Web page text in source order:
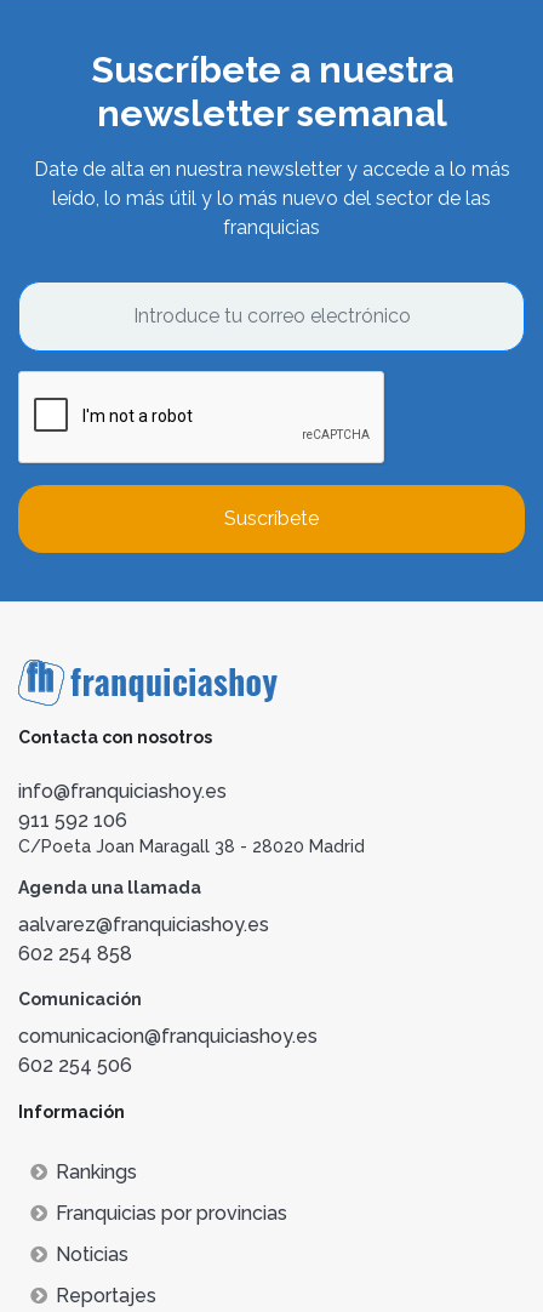
Suscríbete a nuestra
newsletter semanal
Date de alta en nuestra newsletter y accede a lo más
leído, lo más útil y lo más nuevo del sector de las
franquicias
Suscríbete
Contacta con nosotros
info@franquiciashoy.es
911 592 106
C/Poeta Joan Maragall 38 - 28020 Madrid
Agenda una llamada
aalvarez@franquiciashoy.es
602 254 858
Comunicación
comunicacion@franquiciashoy.es
602 254 506
Información
Rankings
Franquicias por provincias
Noticias
Reportajes